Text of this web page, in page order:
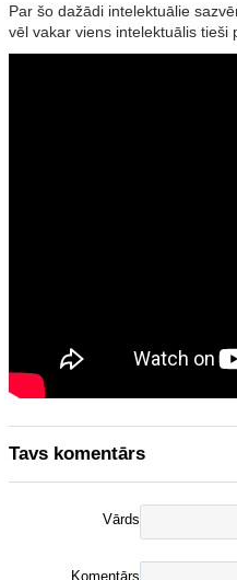
Par šo dažādi intelektuālie
vēl vakar viens intelektuālis
Tavs komentārs
Vārds
Komentārs